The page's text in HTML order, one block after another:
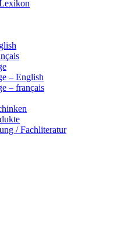
– English
– français
/ Fachliteratur